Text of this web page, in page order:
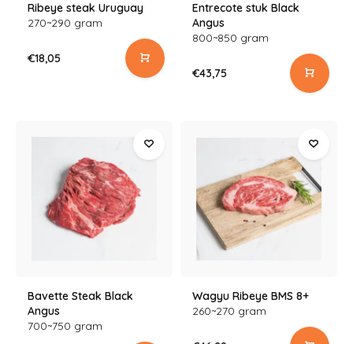
Ribeye steak Uruguay
270~290 gram
€18,05
Entrecote stuk Black
Angus
800~850 gram
€43,75
Bavette Steak Black
Angus
700~750 gram
Wagyu Ribeye BMS 8+
260~270 gram